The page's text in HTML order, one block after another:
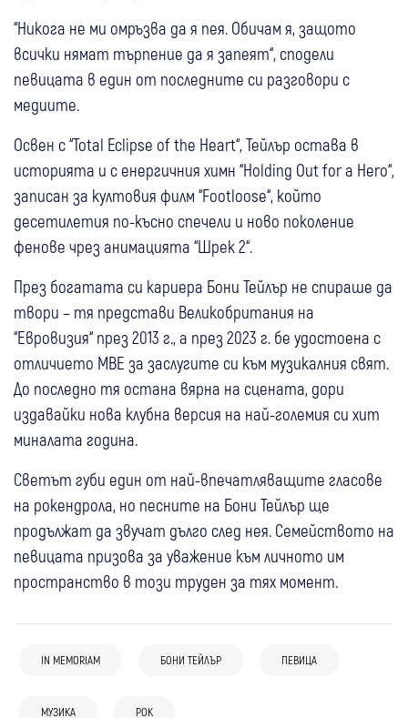
“Никога не ми омръзва да я пея. Обичам я, защото
всички нямат търпение да я запеят“, сподели
певицата в един от последните си разговори с
медиите.
Освен с “Total Eclipse of the Heart“, Тейлър остава в
историята и с енергичния химн “Holding Out for a Hero“,
записан за култовия филм “Footloose“, който
десетилетия по-късно спечели и ново поколение
фенове чрез анимацията “Шрек 2“.
През богатата си кариера Бони Тейлър не спираше да
твори – тя представи Великобритания на
“Евровизия“ през 2013 г., а през 2023 г. бе удостоена с
отличието MBE за заслугите си към музикалния свят.
До последно тя остана вярна на сцената, дори
издавайки нова клубна версия на най-големия си хит
миналата година.
Светът губи един от най-впечатляващите гласове
на рокендрола, но песните на Бони Тейлър ще
продължат да звучат дълго след нея. Семейството на
певицата призова за уважение към личното им
пространство в този труден за тях момент.
IN MEMORIAM БОНИ ТЕЙЛЪР ПЕВИЦА
МУЗИКА РОК
08 авг
Банско 08 авг